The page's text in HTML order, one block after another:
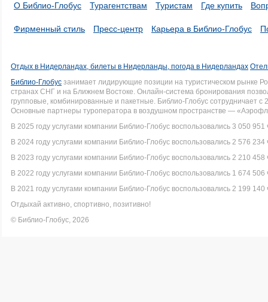
О Библио-Глобус Турагентствам Туристам Где купить
Фирменный стиль Пресс-центр Карьера в Библио-Глобус
Отдых в Нидерландах, билеты в Нидерланды, погода в Нидерландах
Библио-Глобус занимает лидирующие позиции на туристическом рынке
странах СНГ и на Ближнем Востоке. Онлайн-система бронирования
групповые, комбинированные и пакетные. Библио-Глобус сотрудничает
Основные партнеры туроператора в воздушном пространстве —
В 2025 году услугами компании Библио-Глобус воспользовались 3 050 951
В 2024 году услугами компании Библио-Глобус воспользовались 2 576 234
В 2023 году услугами компании Библио-Глобус воспользовались 2 210 458
В 2022 году услугами компании Библио-Глобус воспользовались 1 674 506
В 2021 году услугами компании Библио-Глобус воспользовались 2 199 140
Отдыхай активно, спортивно, позитивно!
© Библио-Глобус, 2026